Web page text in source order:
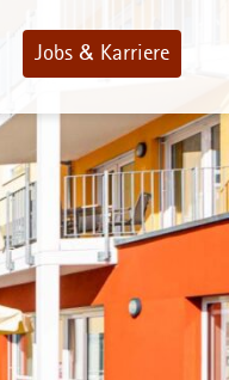
Jobs & Karriere